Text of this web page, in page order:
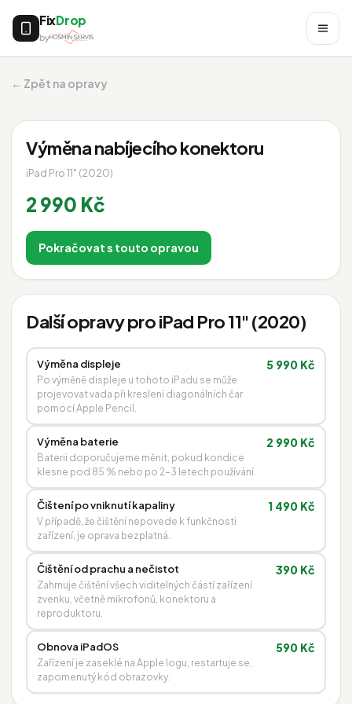
FixDrop
by
← Zpět na opravy
Výměna nabíjecího konektoru
iPad Pro 11" (2020)
2 990 Kč
Pokračovat s touto opravou
Další opravy pro iPad Pro 11" (2020)
Výměna displeje
Po výměně displeje u tohoto iPadu se může
projevovat vada při kreslení diagonálních čar
pomocí Apple Pencil.
5 990 Kč
Výměna baterie
Baterii doporučujeme měnit, pokud kondice
klesne pod 85 % nebo po 2–3 letech používání.
2 990 Kč
Čištení po vniknutí kapaliny
V případě, že čištění nepovede k funkčnosti
zařízení, je oprava bezplatná.
1 490 Kč
Čištění od prachu a nečistot
Zahrnuje čištění všech viditelných částí zařízení
zvenku, včetně mikrofonů, konektoru a
reproduktoru.
390 Kč
Obnova iPadOS
Zařízení je zaseklé na Apple logu, restartuje se,
zapomenutý kód obrazovky.
590 Kč